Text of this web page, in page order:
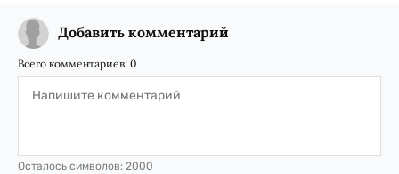
Добавить комментарий
Всего комментариев: 0
Осталось символов: 2000